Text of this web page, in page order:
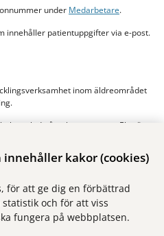
kakor (cookies)
för att ge dig en förbättrad
och för att viss
fungera på webbplatsen.
under Medarbetare.
innehåller patientuppgifter via e-post.
inom äldreområdet
och de åtta kommunerna Ekerö,
läns sjukvårdsområde, SLSO.